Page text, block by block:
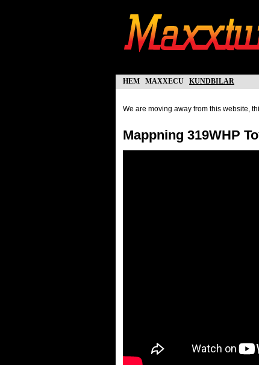
hem maxxecu kundbilar
We are moving away from this website,
Mappning 319WHP